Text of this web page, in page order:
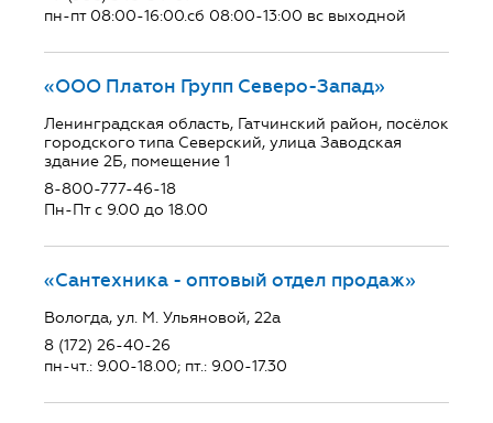
пн-пт 08:00-16:00.сб 08:00-13:00 вс выходной
«ООО Платон Групп Северо-Запад»
Ленинградская область, Гатчинский район, посёлок
городского типа Северский, улица Заводская
здание 2Б, помещение 1
8-800-777-46-18
Пн-Пт с 9.00 до 18.00
«Сантехника - оптовый отдел продаж»
Вологда, ул. М. Ульяновой, 22а
8 (172) 26-40-26
пн-чт.: 9.00-18.00; пт.: 9.00-17.30